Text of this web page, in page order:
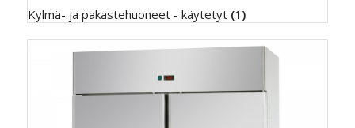
Kylmä- ja pakastehuoneet - käytetyt (1)